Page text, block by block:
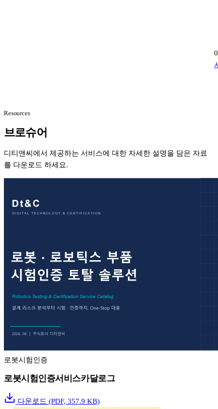
Resources
브로슈어
디티앤씨에서 제공하는 서비스에 대한 자세한 설명을 담은 자료
를 다운로드 하세요.
로봇시험인증
로봇시험인증서비스카달로그
다운로드 (PDF, 357.9 KB)